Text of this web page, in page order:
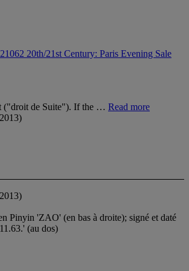
20th/21st Century: Paris Evening Sale
("droit de Suite"). If the … Read more
Pinyin 'ZAO' (en bas à droite); signé et daté
(au dos)